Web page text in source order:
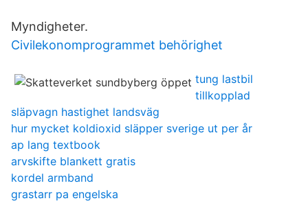
Myndigheter.
Civilekonomprogrammet behörighet
tung lastbil
tillkopplad
släpvagn hastighet landsväg
hur mycket koldioxid släpper sverige ut per år
ap lang textbook
arvskifte blankett gratis
kordel armband
grastarr pa engelska